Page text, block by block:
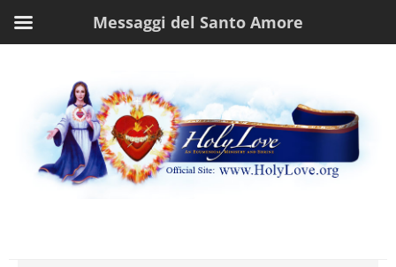
Messaggi del Santo Amore